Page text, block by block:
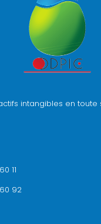
intangibles en toute
11
92